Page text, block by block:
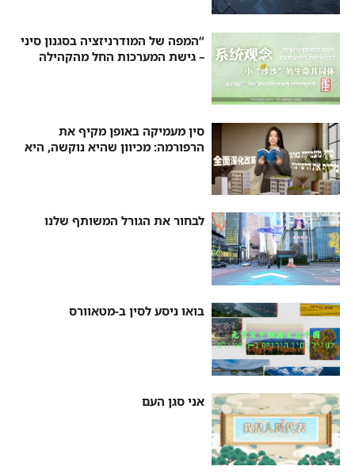
“המפה של המודרניזציה בסגנון סיני
– גישת המערכות החל מהקהילה
סין מעמיקה באופן מקיף את
הרפורמה: מכיוון שהיא נוקשה, היא
לבחור את הגורל המשותף שלנו
בואו ניסע לסין ב-מטאוורס
אני סגן העם